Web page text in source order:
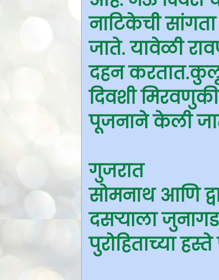
नाटिकेची
जाते. यावेळी
दहन करतात.कुलू
दिवशी
पूजनाने केली
गुजरात
सोमनाथ आणि
दसऱ्याला
पुरोहिताच्या